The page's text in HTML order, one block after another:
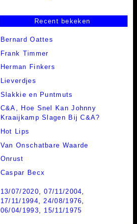
Recent bekeken
Bernard Oattes
Frank Timmer
Herman Finkers
Lieverdjes
Slakkie en Puntmuts
C&A, Hoe Snel Kan Johnny
Kraaijkamp Slagen Bij C&A?
Hot Lips
Van Onschatbare Waarde
Onrust
Caspar Becx
13/07/2020,07/11/2004,
17/11/1994,24/08/1976,
06/04/1993, 15/11/1975